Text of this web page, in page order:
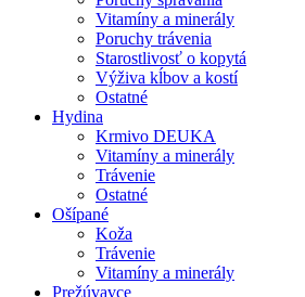
Vitamíny a minerály
Poruchy trávenia
Starostlivosť o kopytá
Výživa kĺbov a kostí
Ostatné
Hydina
Krmivo DEUKA
Vitamíny a minerály
Trávenie
Ostatné
Ošípané
Koža
Trávenie
Vitamíny a minerály
Prežúvavce